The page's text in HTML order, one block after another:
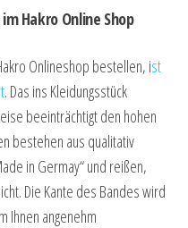
Hakro Online Shop
Onlineshop bestellen, ist
. Das ins Kleidungsstück
beeinträchtigt den hohen
bestehen aus qualitativ
in Germay“ und reißen,
Die Kante des Bandes wird
Ihnen angenehm